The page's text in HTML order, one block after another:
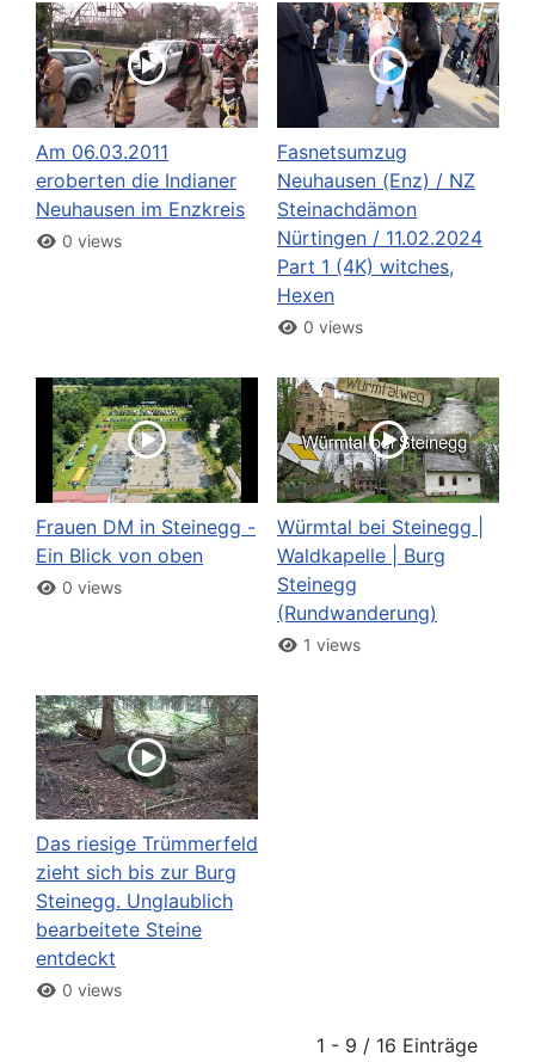
Am 06.03.2011
eroberten die Indianer
Neuhausen im Enzkreis
0 views
Fasnetsumzug
Neuhausen (Enz) / NZ
Steinachdämon
Nürtingen / 11.02.2024
Part 1 (4K) witches,
Hexen
0 views
Frauen DM in Steinegg -
Ein Blick von oben
0 views
Würmtal bei Steinegg |
Waldkapelle | Burg
Steinegg
(Rundwanderung)
1 views
Das riesige Trümmerfeld
zieht sich bis zur Burg
Steinegg. Unglaublich
bearbeitete Steine
entdeckt
0 views
1 - 9 / 16 Einträge